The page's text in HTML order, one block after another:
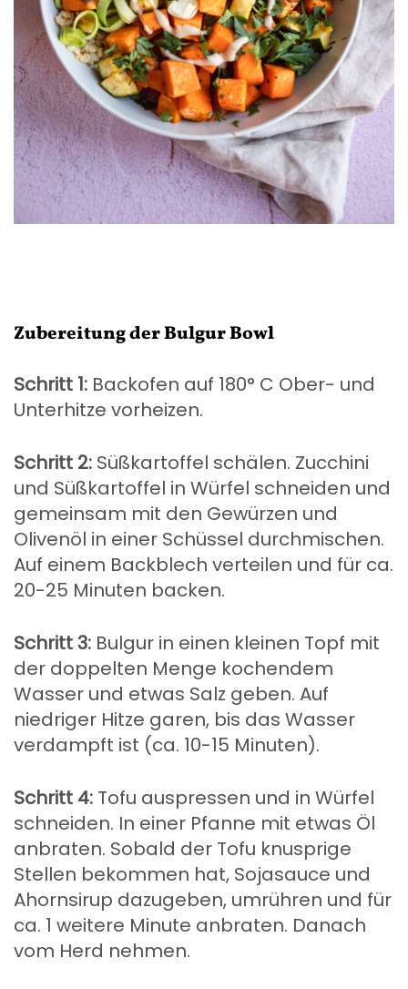
Zubereitung der Bulgur Bowl
Schritt 1: Backofen auf 180° C Ober- und
Unterhitze vorheizen.
Schritt 2: Süßkartoffel schälen. Zucchini
und Süßkartoffel in Würfel schneiden und
gemeinsam mit den Gewürzen und
Olivenöl in einer Schüssel durchmischen.
Auf einem Backblech verteilen und für ca.
20-25 Minuten backen.
Schritt 3: Bulgur in einen kleinen Topf mit
der doppelten Menge kochendem
Wasser und etwas Salz geben. Auf
niedriger Hitze garen, bis das Wasser
verdampft ist (ca. 10-15 Minuten).
Schritt 4: Tofu auspressen und in Würfel
schneiden. In einer Pfanne mit etwas Öl
anbraten. Sobald der Tofu knusprige
Stellen bekommen hat, Sojasauce und
Ahornsirup dazugeben, umrühren und für
ca. 1 weitere Minute anbraten. Danach
vom Herd nehmen.